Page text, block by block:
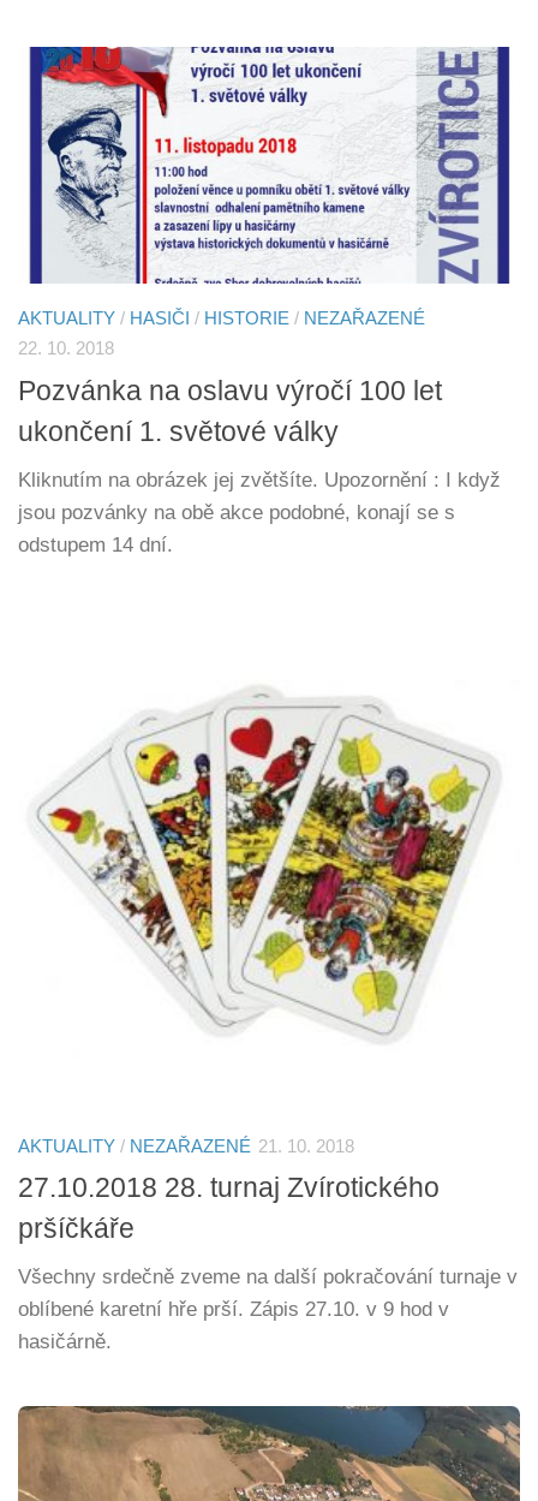
AKTUALITY / HASIČI / HISTORIE / NEZAŘAZENÉ
22. 10. 2018
Pozvánka na oslavu výročí 100 let
ukončení 1. světové války
Kliknutím na obrázek jej zvětšíte. Upozornění : I když
jsou pozvánky na obě akce podobné, konají se s
odstupem 14 dní.
AKTUALITY / NEZAŘAZENÉ 21. 10. 2018
27.10.2018 28. turnaj Zvírotického
pršíčkáře
Všechny srdečně zveme na další pokračování turnaje v
oblíbené karetní hře prší. Zápis 27.10. v 9 hod v
hasičárně.